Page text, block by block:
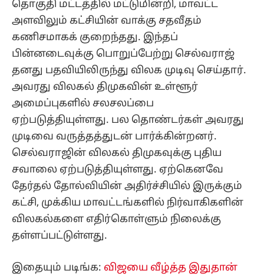
தொகுதி மட்டத்தில் மட்டுமின்றி, மாவட்ட
அளவிலும் கட்சியின் வாக்கு சதவீதம்
கணிசமாகக் குறைந்தது. இந்தப்
பின்னடைவுக்கு பொறுப்பேற்று செல்வராஜ்
தனது பதவியிலிருந்து விலக முடிவு செய்தார்.
அவரது விலகல் திமுகவின் உள்ளூர்
அமைப்புகளில் சலசலப்பை
ஏற்படுத்தியுள்ளது. பல தொண்டர்கள் அவரது
முடிவை வருத்தத்துடன் பார்க்கின்றனர்.
செல்வராஜின் விலகல் திமுகவுக்கு புதிய
சவாலை ஏற்படுத்தியுள்ளது. ஏற்கெனவே
தேர்தல் தோல்வியின் அதிர்ச்சியில் இருக்கும்
கட்சி, முக்கிய மாவட்டங்களில் நிர்வாகிகளின்
விலகல்களை எதிர்கொள்ளும் நிலைக்கு
தள்ளப்பட்டுள்ளது.
இதையும் படிங்க: விஜயை வீழ்த்த இதுதான்